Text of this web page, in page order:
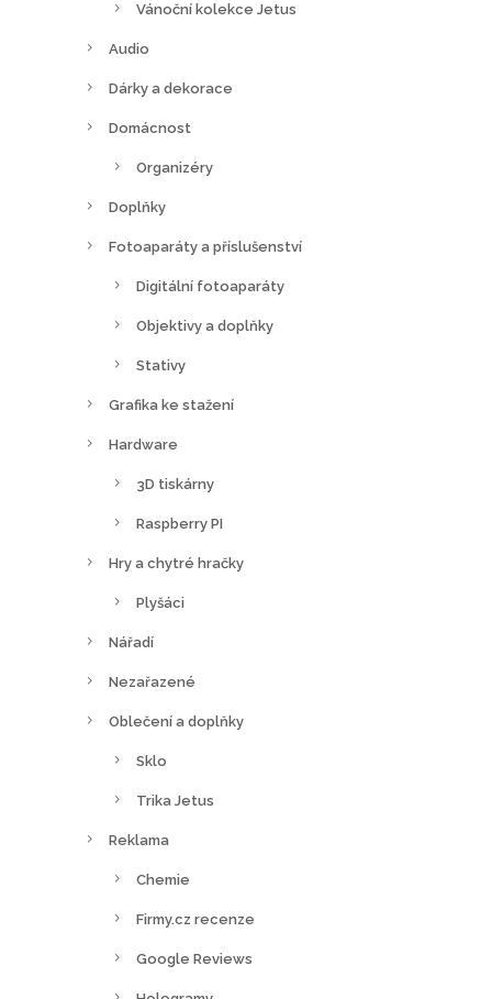
Vánoční kolekce Jetus
Audio
Dárky a dekorace
Domácnost
Organizéry
Doplňky
Fotoaparáty a příslušenství
Digitální fotoaparáty
Objektivy a doplňky
Stativy
Grafika ke stažení
Hardware
3D tiskárny
Raspberry PI
Hry a chytré hračky
Plyšáci
Nářadí
Nezařazené
Oblečení a doplňky
Sklo
Trika Jetus
Reklama
Chemie
Firmy.cz recenze
Google Reviews